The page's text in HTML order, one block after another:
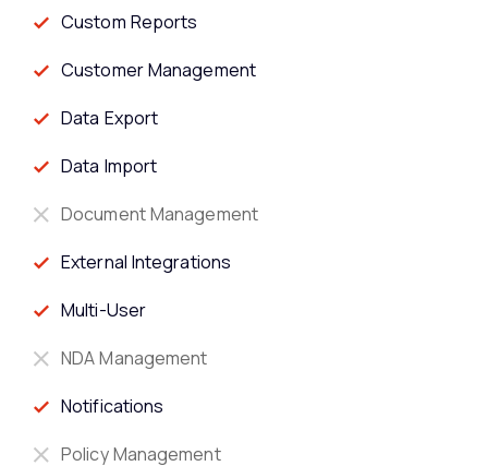
Custom Reports
Customer Management
Data Export
Data Import
Document Management
External Integrations
Multi-User
NDA Management
Notifications
Policy Management